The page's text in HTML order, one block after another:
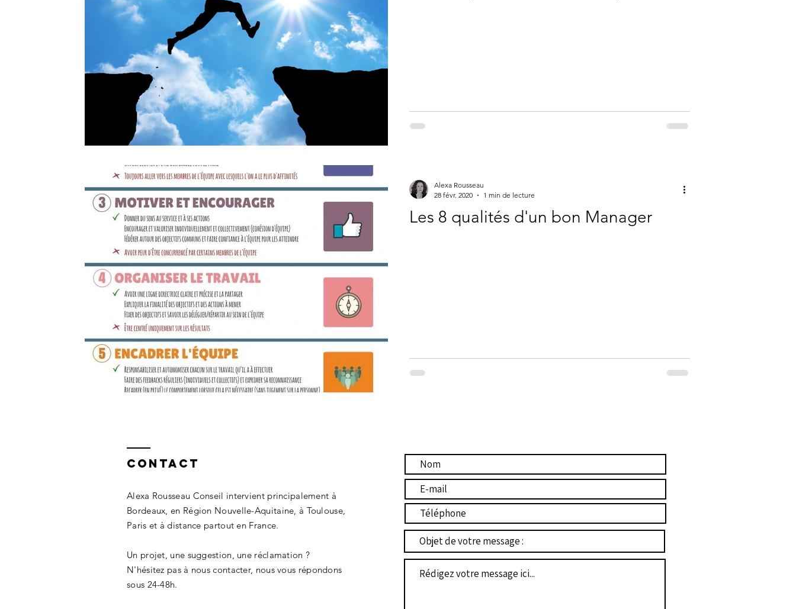
Les 8 qualités d'un bon Manager
Alexa Rousseau
28 févr. 2020
1 min de lecture
Contact
Alexa Rousseau Conseil intervient principalement à
Bordeaux, en Région Nouvelle-Aquitaine, à Toulouse,
Paris et à distance partout en France.
Un projet, une suggestion, une réclamation ?
N'hésitez pas à nous contacter, nous vous répondons
sous 24-48h.